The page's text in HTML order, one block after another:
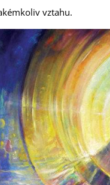
vztahu.